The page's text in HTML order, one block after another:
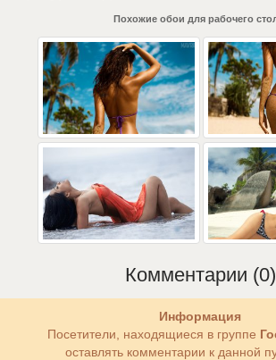
Похожие обои для рабочего
Комментарии (0)
Информация
Посетители, находящиеся в группе
оставлять комментарии к данной